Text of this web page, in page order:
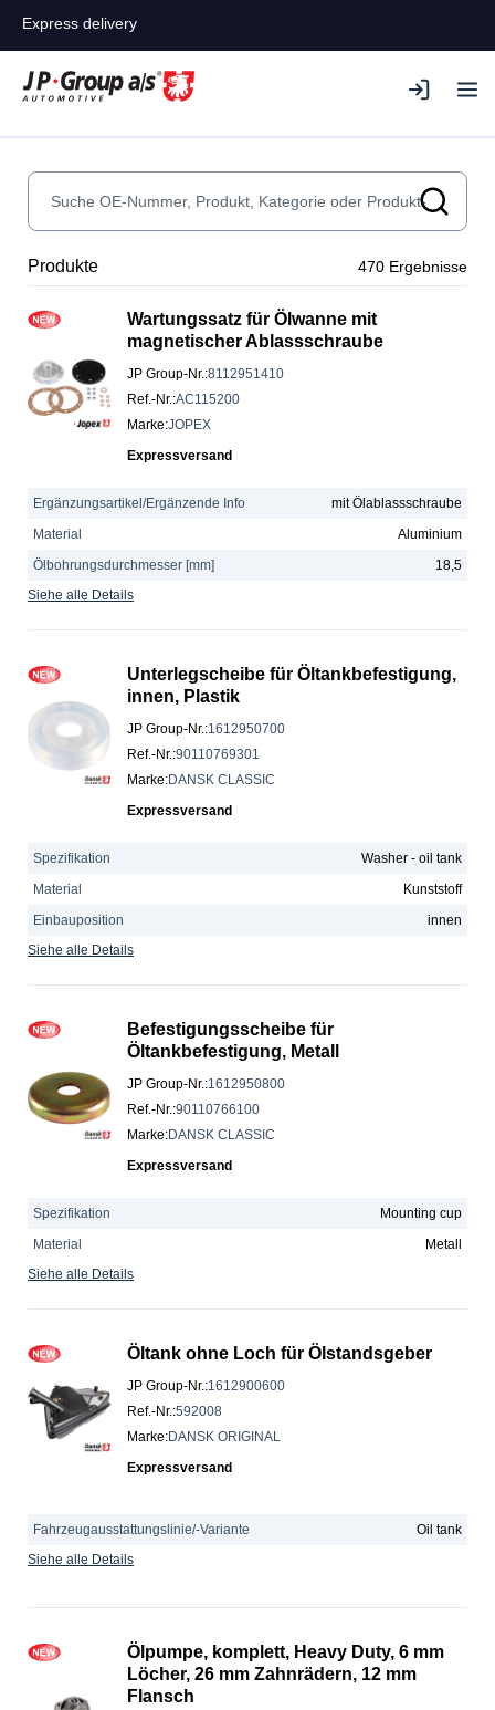
Express delivery
Produkte 470 Ergebnisse
Wartungssatz für Ölwanne mit
magnetischer Ablassschraube
JP Group-Nr.:8112951410
Ref.-Nr.:AC115200
Marke:JOPEX
Expressversand
Ergänzungsartikel/Ergänzende Info
mit Ölablassschraube
Material
Aluminium
Ölbohrungsdurchmesser [mm]
18,5
Siehe alle Details
Unterlegscheibe für Öltankbefestigung,
innen, Plastik
JP Group-Nr.:1612950700
Ref.-Nr.:90110769301
Marke:DANSK CLASSIC
Expressversand
Spezifikation
Washer - oil tank
Material
Kunststoff
Einbauposition
innen
Siehe alle Details
Befestigungsscheibe für
Öltankbefestigung, Metall
JP Group-Nr.:1612950800
Ref.-Nr.:90110766100
Marke:DANSK CLASSIC
Expressversand
Spezifikation
Mounting cup
Material
Metall
Siehe alle Details
Öltank ohne Loch für Ölstandsgeber
JP Group-Nr.:1612900600
Ref.-Nr.:592008
Marke:DANSK ORIGINAL
Expressversand
Fahrzeugausstattungslinie/-Variante
Oil tank
Siehe alle Details
Ölpumpe, komplett, Heavy Duty, 6 mm
Löcher, 26 mm Zahnrädern, 12 mm
Flansch